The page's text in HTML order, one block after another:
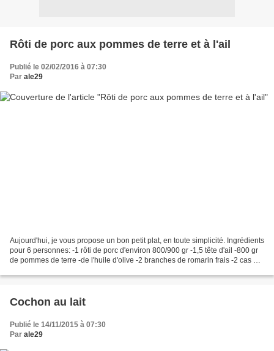
Rôti de porc aux pommes de terre et à l'ail
Publié le 02/02/2016 à 07:30
Par ale29
Aujourd'hui, je vous propose un bon petit plat, en toute simplicité. Ingrédients
pour 6 personnes: -1 rôti de porc d'environ 800/900 gr -1,5 tête d'ail -800 gr
de pommes de terre -de l'huile d'olive -2 branches de romarin frais -2 cas de
Cochon au lait
Publié le 14/11/2015 à 07:30
Par ale29